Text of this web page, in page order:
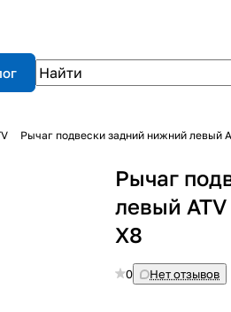
Рычаг подвески задний нижний левый
Рычаг
левый
X8
0 Нет отзывов